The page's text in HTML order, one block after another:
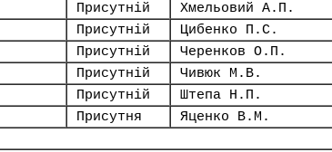
Присутній Хмельовий А.П.
Присутній Цибенко П.С.
Присутній Черенков О.П.
Присутній Чивюк М.В.
Присутній Штепа Н.П.
Присутня Яценко В.М.